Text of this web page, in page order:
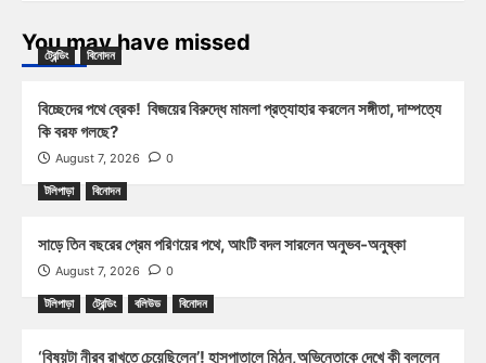
You may have missed
ট্রেন্ডিং বিনোদন
বিচ্ছেদের পথে ব্রেক! বিজয়ের বিরুদ্ধে মামলা প্রত্যাহার করলেন সঙ্গীতা, দাম্পত্যে
কি বরফ গলছে?
August 7, 2026 0
টলিপাড়া বিনোদন
সাড়ে তিন বছরের প্রেম পরিণয়ের পথে, আংটি বদল সারলেন অনুভব-অনুষ্কা
August 7, 2026 0
টলিপাড়া ট্রেন্ডিং বলিউড বিনোদন
‘বিষয়টা নীরব রাখতে চেয়েছিলেন’! হাসপাতালে মিঠুন,অভিনেতাকে দেখে কী বললেন